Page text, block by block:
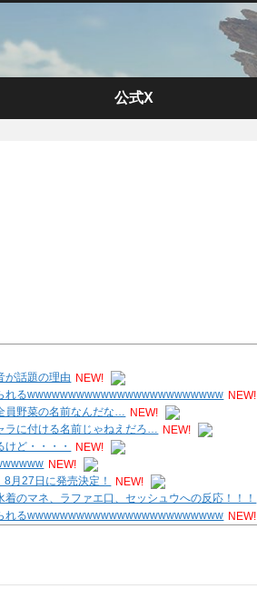
公式X
が話題の理由 NEW!
れるwwwwwwwwwwwwwwwwwwwwwwww NEW!
員野菜の名前なんだな… NEW!
ラに付ける名前じゃねえだろ… NEW!
ど・・・・
NEW!
NEW!
月27日に発売決定！
NEW!
のマネ、ラファエ口、セッシュウへの反応！！！
れるwwwwwwwwwwwwwwwwwwwwwwww NEW!